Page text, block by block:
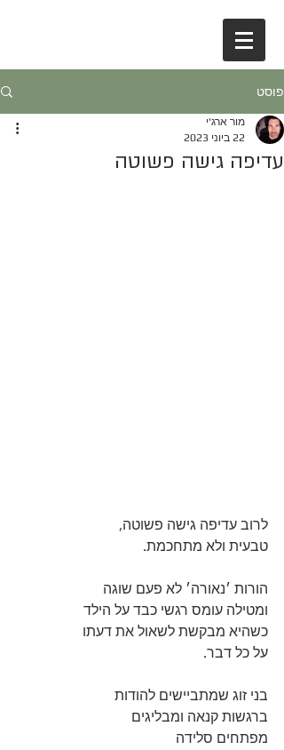
פוסט
עדיפה גישה פשוטה
מור ארג'י
22 ביוני 2023
לרוב עדיפה גישה פשוטה,
טבעית ולא מתחכמת.
הורות ׳נאורה׳ לא פעם שוגה
ומטילה עומס רגשי כבד על הילד
כשהיא מבקשת לשאול את דעתו
על כל דבר.
בני זוג שמתביישים להודות
ברגשות קנאה ומבליגים
מפתחים סלידה